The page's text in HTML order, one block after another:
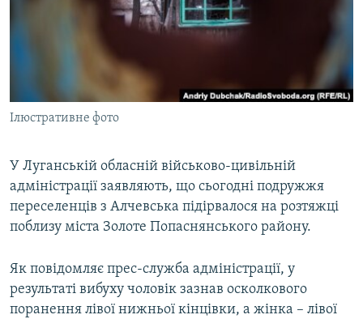
КРИМ РЕАЛІЇ
УКР
КТАТ
ДОЛУЧАЙСЯ!
Ілюстративне фото
У Луганській обласній військово-цивільній
адміністрації заявляють, що сьогодні подружжя
переселенців з Алчевська підірвалося на розтяжці
поблизу міста Золоте Попаснянського району.
Як повідомляє прес-служба адміністрації, у
результаті вибуху чоловік зазнав осколкового
поранення лівої нижньої кінцівки, а жінка – лівої